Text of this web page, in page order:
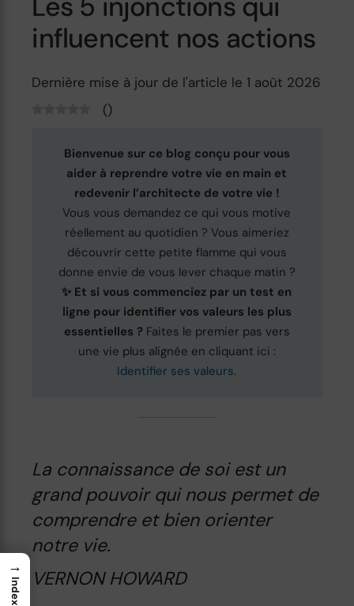
influencent nos actions
Dernière mise à jour de l'article le 1 août 2026
()
Bienvenue sur ce blog conçu pour vous
aider à reprendre votre vie en main et
redevenir l’architecte de votre vie !
Vous vous demandez ce qui vous motive
réellement au quotidien ? Vous aimeriez
découvrir cette petite flamme qui vous
donne envie de vous lever chaque matin ?
✨ Et si vous commenciez par un test en
ligne pour identifier vos valeurs les plus
essentielles ?Faites le premier pas vers
une vie plus alignée en cliquant ici :
Identifier ses valeurs.
La connaissance de soi est un
grand pouvoir qui nous permet de
comprendre et bien orienter
notre vie.
VERNON HOWARD
→
Index